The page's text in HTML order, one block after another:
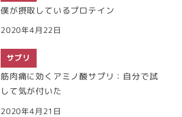
僕が摂取しているプロテイン
2020年4月22日
サプリ
筋肉痛に効くアミノ酸サプリ：自分で試
して気が付いた
2020年4月21日